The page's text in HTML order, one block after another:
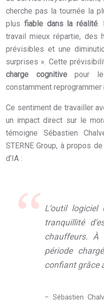
cherche pas la tournée la
plus fiable dans la réalité.
travail mieux répartie, des
prévisibles et une
surprises ». Cette
charge cognitivepour le
constamment
Ce sentiment de travailler
un impact direct sur le
témoigne Sébastien
STERNE Group, à propos
d’IA :
L’outil
tranquillité
chauffeurs. À
période
confiant grâce
– Sébastien